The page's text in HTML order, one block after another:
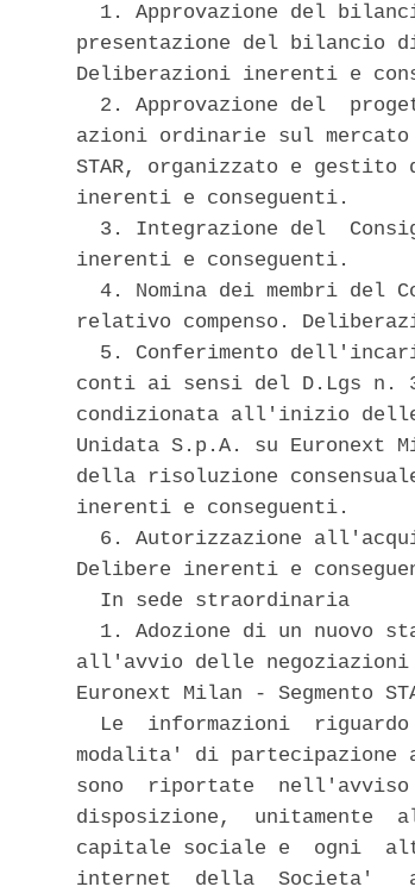
1. Approvazione del
presentazione del bilancio
Deliberazioni inerenti e
2. Approvazione del
azioni ordinarie sul mercato
STAR, organizzato e
inerenti e conseguenti.
3. Integrazione del
inerenti e conseguenti.
4. Nomina dei membri del
relativo compenso.
5. Conferimento
conti ai sensi del D.Lgs n.
condizionata all'inizio
Unidata S.p.A. su Euronext
della risoluzione
inerenti e conseguenti.
6. Autorizzazione
Delibere inerenti e
  In sede straordinaria
1. Adozione di un nuovo
all'avvio delle
Euronext Milan - Segmento
Le  informazioni
modalita' di partecipazione
sono  riportate  nell'avviso
disposizione,  unitamente
capitale sociale e  ogni
internet  della  Societa'